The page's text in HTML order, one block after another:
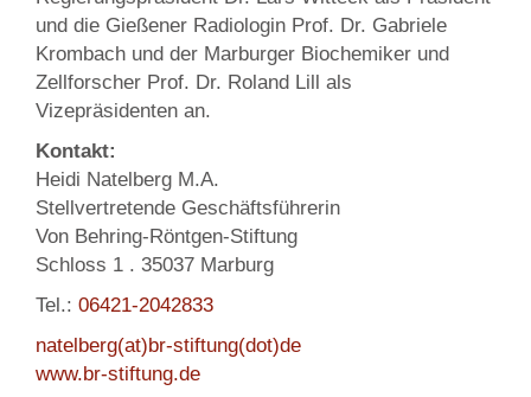
und die Gießener Radiologin Prof. Dr. Gabriele
Krombach und der Marburger Biochemiker und
Zellforscher Prof. Dr. Roland Lill als
Vizepräsidenten an.
Kontakt:
Heidi Natelberg M.A.
Stellvertretende Geschäftsführerin
Von Behring-Röntgen-Stiftung
Schloss 1 . 35037 Marburg
Tel.: 06421-2042833
natelberg(at)br-stiftung(dot)de
www.br-stiftung.de